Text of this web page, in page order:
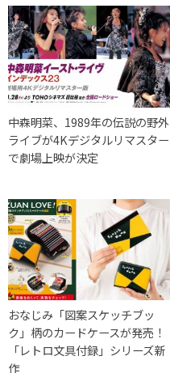
中森明菜、1989年の伝説の野外
ライブが4Kデジタルリマスター
で劇場上映が決定
おなじみ「図案スケッチブッ
ク」柄のカードケースが発売！
「レトロ文具付録」シリーズ新
作